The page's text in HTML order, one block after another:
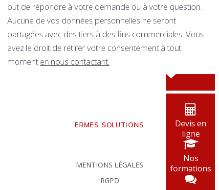
Devis en
ligne
Nos
formations
but de répondre à votre demande ou à votre question.
Aucune de vos données personnelles ne seront
partagées avec des tiers à des fins commerciales. Vous
avez le droit de retirer votre consentement à tout
moment en nous contactant.
ERMES SOLUTIONS
MENTIONS LÉGALES
RGPD